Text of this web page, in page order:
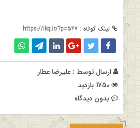
لینک کوتاه : https://ikq.ir/?p=547
ارسال توسط : علیرضا عطار
بدون دیدگاه